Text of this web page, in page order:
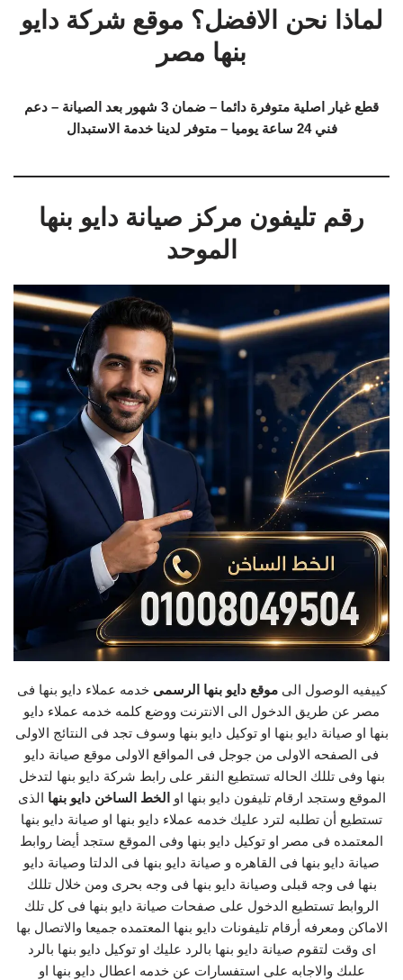
لماذا نحن الافضل؟ موقع شركة دايو
بنها مصر
قطع غيار اصلية متوفرة دائما – ضمان 3 شهور بعد الصيانة – دعم
فني 24 ساعة يوميا – متوفر لدينا خدمة الاستبدال
رقم تليفون مركز صيانة دايو بنها
الموحد
كييفيه الوصول الىموقع دايو بنها الرسمى خدمه عملاء دايو بنها فى
مصر عن طريق الدخول الى الانترنت ووضع كلمه خدمه عملاء دايو
بنها او صيانة دايو بنها او توكيل دايو بنها وسوف تجد فى النتائج الاولى
فى الصفحه الاولى من جوجل فى المواقع الاولى موقع صيانة دايو
بنها وفى تللك الحاله تستطيع النقر على رابط شركة دايو بنها لتدخل
الموقع وستجد ارقام تليفون دايو بنها او الخط الساخن دايو بنها الذى
تستطيع أن تطلبه لترد عليك خدمه عملاء دايو بنها او صيانة دايو بنها
المعتمده فى مصر او توكيل دايو بنها وفى الموقع ستجد أيضا روابط
صيانة دايو بنها فى القاهره و صيانة دايو بنها فى الدلتا وصيانة دايو
بنها فى وجه قبلى وصيانة دايو بنها فى وجه بحرى ومن خلال تللك
الروابط تستطيع الدخول على صفحات صيانة دايو بنها فى كل تلك
الاماكن ومعرفه أرقام تليفونات دايو بنها المعتمده جميعا والاتصال بها
اى وقت لتقوم صيانة دايو بنها بالرد عليك او توكيل دايو بنها بالرد
علىك والاجابه على استفسارات عن خدمه اعطال دايو بنها او